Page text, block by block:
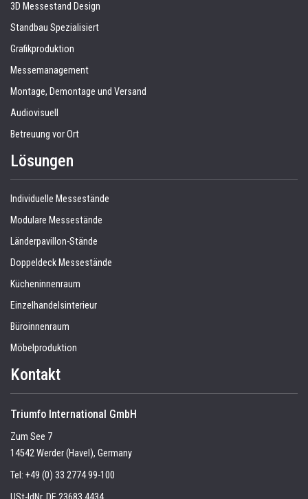
3D Messestand Design
Standbau Spezialisiert
Grafikproduktion
Messemanagement
Montage, Demontage und Versand
Audiovisuell
Betreuung vor Ort
Lösungen
Individuelle Messestände
Modulare Messestände
Länderpavillon-Stände
Doppeldeck Messestände
Kücheninnenraum
Einzelhandelsinterieur
Büroinnenraum
Möbelproduktion
Kontakt
Triumfo International GmbH
Zum See 7
14542 Werder (Havel), Germany
Tel: +49 (0) 33 2774 99-100